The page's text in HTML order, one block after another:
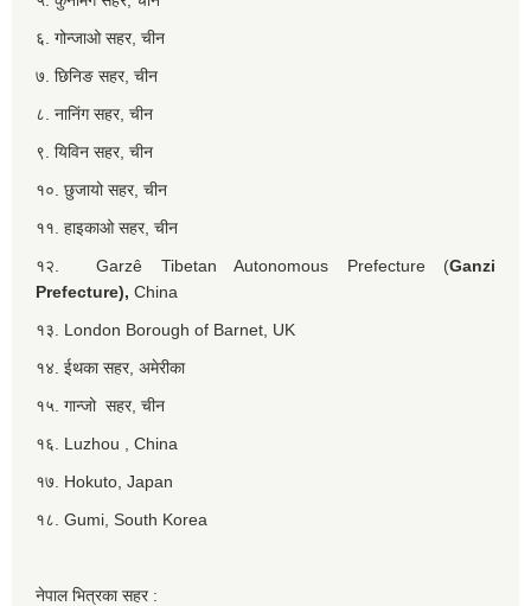
६. गोन्जाओ सहर, चीन
७. छिनिङ सहर, चीन
८. नानिंग सहर, चीन
९. यिविन सहर, चीन
१०. छुजायो सहर, चीन
११. हाइकाओ सहर, चीन
१२. Garzê Tibetan Autonomous Prefecture (Ganzi
Prefecture), China
१३. London Borough of Barnet, UK
१४. ईथका सहर, अमेरीका
१५. गान्जो सहर, चीन
१६. Luzhou , China
१७. Hokuto, Japan
१८. Gumi, South Korea
नेपाल भित्रका सहर :